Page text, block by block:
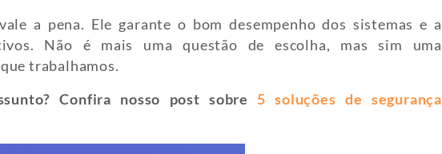
a pena. Ele garante o bom desempenho dos sistemas e a
Não é mais uma questão de escolha, mas sim uma
trabalhamos.
Confira nosso post sobre 5 soluções de segurança